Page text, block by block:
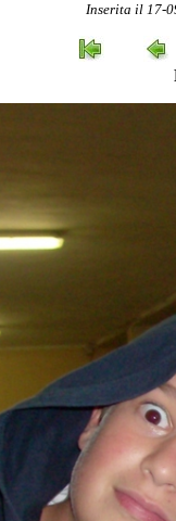
Inserita il 17-